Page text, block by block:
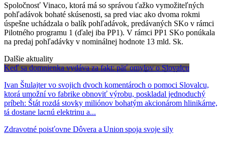
Spoločnosť Vinaco, ktorá má so správou ťažko vymožiteľných
pohľadávok bohaté skúsenosti, sa pred viac ako dvoma rokmi
úspešne uchádzala o balík pohľadávok, predávaných SKo v rámci
Pilotného programu 1 (ďalej iba PP1). V rámci PP1 SKo ponúkala
na predaj pohľadávky v nominálnej hodnote 13 mld. Sk.
Dalšie aktuality
Keď sa domnienka vydáva za fakt: päť omylov o Slovalcu
Ivan Štulajter vo svojich dvoch komentároch o pomoci Slovalcu,
ktorá umožní vo fabrike obnoviť výrobu, poskladal jednoduchý
príbeh: Štát rozdá stovky miliónov bohatým akcionárom hlinikárne,
tá dostane lacnú elektrinu a...
Zdravotné poisťovne Dôvera a Union spoja svoje sily